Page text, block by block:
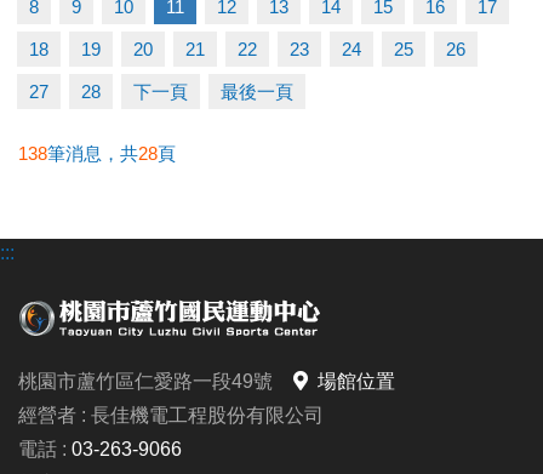
較長，預計於 一月底前完成。
如有課程使用、會籍展延或退費等相關問題，請洽現
有任何問題歡迎來電詢問
桃園市蘆竹國民運動中心
https://www.lzsports.com.tw/zh_TW/news/pageID/1/
FB : 桃園市蘆竹國民運動中心
IG : @luzhusports
8 9 10 11 12 13 14 15 16 17
18 19 20 21 22 23 24 25 26
27 28 下一頁 最後一頁
138筆消息，共28頁
:::
桃園市蘆竹區仁愛路一段49號
場館位置
經營者 : 長佳機電工程股份有限公司
電話 : 03-263-9066